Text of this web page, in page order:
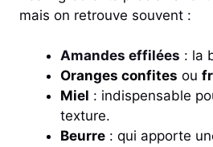
mais on retrouve souvent :
Amandes effilées : la
Oranges confites ou
Miel : indispensable
texture.
Beurre : qui apporte